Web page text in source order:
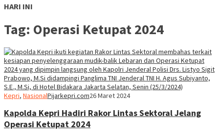
HARI INI
Tag: Operasi Ketupat 2024
Kepri, NasionalPijarkepri.com26 Maret 2024
Kapolda Kepri Hadiri Rakor Lintas Sektoral Jelang
Operasi Ketupat 2024